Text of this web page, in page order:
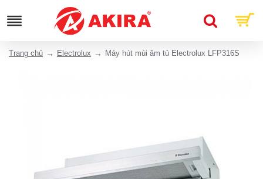
Trang chủ Electrolux Máy hút mùi âm tủ Electrolux LFP316S